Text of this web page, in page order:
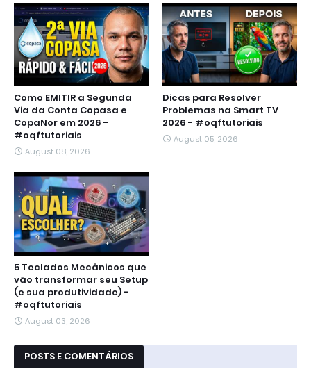
Como EMITIR a Segunda
Via da Conta Copasa e
CopaNor em 2026 -
#oqftutoriais
August 08, 2026
Dicas para Resolver
Problemas na Smart TV
2026 - #oqftutoriais
August 05, 2026
5 Teclados Mecânicos que
vão transformar seu Setup
(e sua produtividade) -
#oqftutoriais
August 03, 2026
POSTS E COMENTÁRIOS